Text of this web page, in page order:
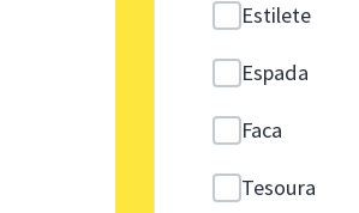
Estilete
Espada
Faca
Tesoura